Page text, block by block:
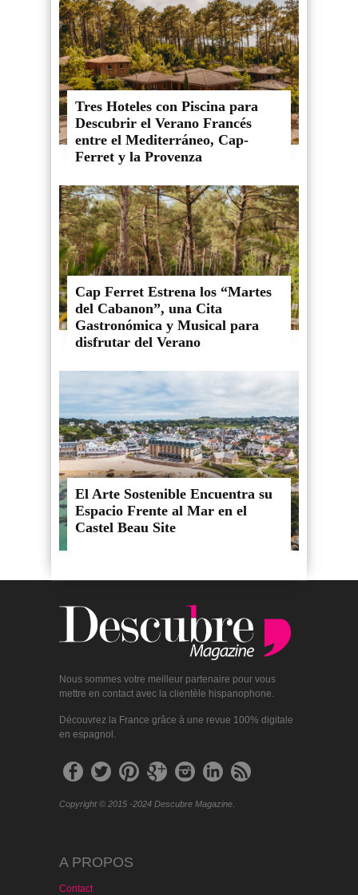
Tres Hoteles con Piscina para
Descubrir el Verano Francés
entre el Mediterráneo, Cap-
Ferret y la Provenza
Cap Ferret Estrena los “Martes
del Cabanon”, una Cita
Gastronómica y Musical para
disfrutar del Verano
El Arte Sostenible Encuentra su
Espacio Frente al Mar en el
Castel Beau Site
Nous sommes votre meilleur partenaire pour vous
mettre en contact avec la clientèle hispanophone.
Découvrez la France grâce à une revue 100% digitale
en espagnol.
Copyright © 2015 -2024 Descubre Magazine.
A PROPOS
Contact